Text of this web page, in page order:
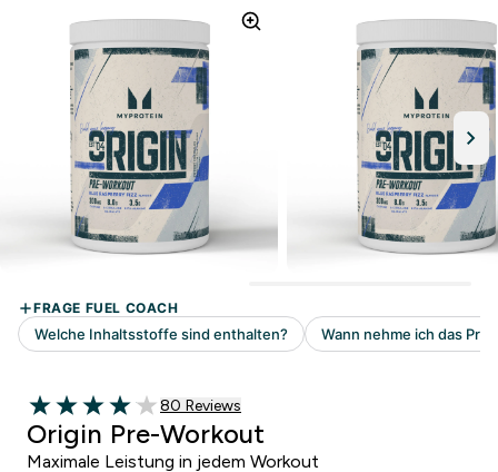
4.04 out of 5 stars
80 customer reviews
80 Reviews
Origin Pre-Workout
Maximale Leistung in jedem Workout